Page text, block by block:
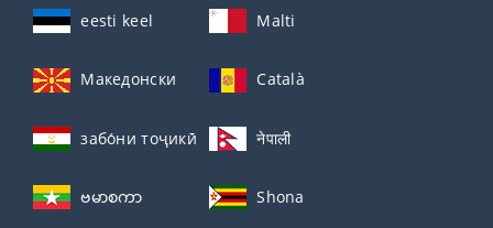
eesti keel Malti
Македонски Català
забо́ни тоҷикӣ́ नेपाली
ဗမာစကာ Shona